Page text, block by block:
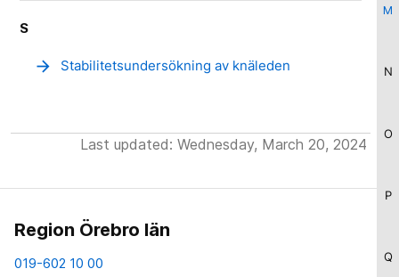
M
N
O
P
Q
S
arrow_forward Stabilitetsundersökning av knäleden
Last updated: Wednesday, March 20, 2024
Region Örebro län
019-602 10 00